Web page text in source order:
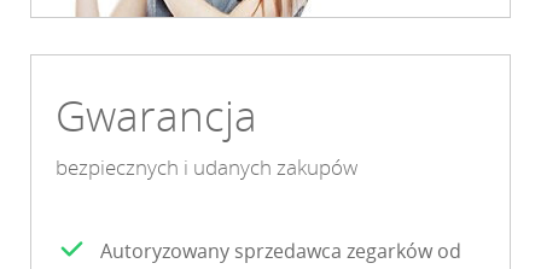
Gwarancja
bezpiecznych i udanych zakupów
Autoryzowany sprzedawca zegarków od